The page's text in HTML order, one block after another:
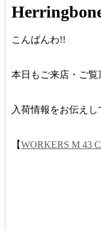
こんばんわ!!
本日もご来店・ご覧
入荷情報をお伝えし
【WORKERS M 43